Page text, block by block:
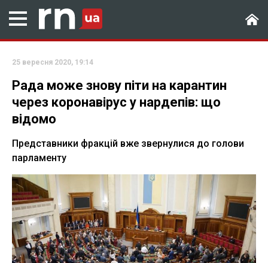
25 вересня 2020, 19:14
Рада може знову піти на карантин
через коронавірус у нардепів: що
відомо
Представники фракцій вже звернулися до голови
парламенту